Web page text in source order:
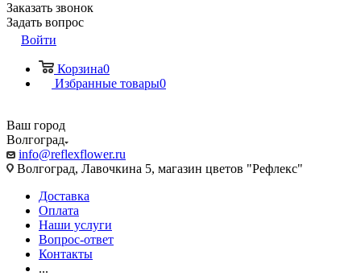
Заказать звонок
Задать вопрос
Войти
Корзина0
Избранные товары0
Ваш город
Волгоград
info@reflexflower.ru
Волгоград, Лавочкина 5, магазин цветов "Рефлекс"
Доставка
Оплата
Наши услуги
Вопрос-ответ
Контакты
...